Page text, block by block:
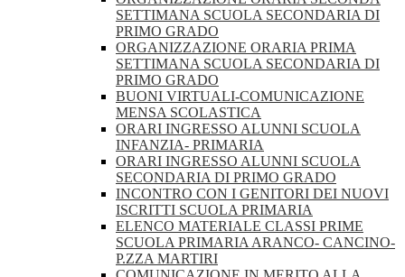
SETTIMANA SCUOLA SECONDARIA DI
PRIMO GRADO
ORGANIZZAZIONE ORARIA PRIMA
SETTIMANA SCUOLA SECONDARIA DI
PRIMO GRADO
BUONI VIRTUALI-COMUNICAZIONE
MENSA SCOLASTICA
ORARI INGRESSO ALUNNI SCUOLA
INFANZIA- PRIMARIA
ORARI INGRESSO ALUNNI SCUOLA
SECONDARIA DI PRIMO GRADO
INCONTRO CON I GENITORI DEI NUOVI
ISCRITTI SCUOLA PRIMARIA
ELENCO MATERIALE CLASSI PRIME
SCUOLA PRIMARIA ARANCO- CANCINO-
P.ZZA MARTIRI